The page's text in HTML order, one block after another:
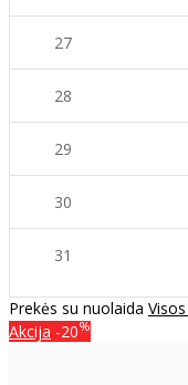
27
28
29
30
31
Prekės su nuolaida
Akcija -20%